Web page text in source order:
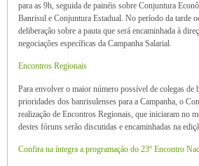
para as 9h, seguida de painéis sobre Conjuntura
Banrisul e Conjuntura Estadual. No período da tarde
deliberação sobre a pauta que será encaminhada à
negociações específicas da Campanha Salarial.
Encontros Regionais
Para envolver o maior número possível de colegas de
prioridades dos banrisulenses para a Campanha, o
realização de Encontros Regionais, que iniciaram no
destes fóruns serão discutidas e encaminhadas na
Confira na íntegra a programação do 23º Encontro